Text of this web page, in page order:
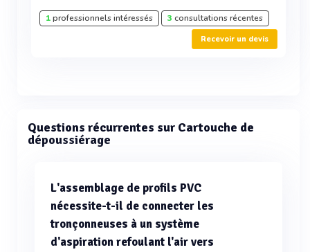
1professionnels intéressés 3 consultations récentes
Recevoir un devis
Questions récurrentes sur Cartouche de
dépoussiérage
L'assemblage de profils PVC
nécessite-t-il de connecter les
tronçonneuses à un système
d'aspiration refoulant l'air vers